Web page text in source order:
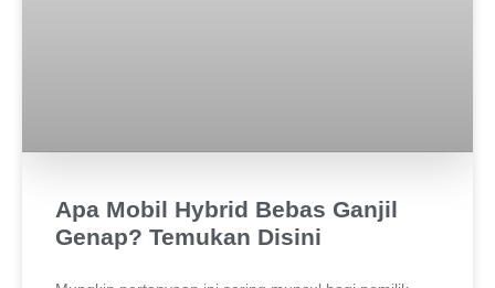
Apa Mobil Hybrid Bebas Ganjil
Genap? Temukan Disini